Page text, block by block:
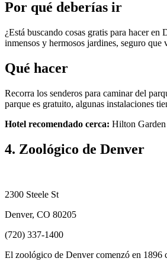
Por qué deberías ir
¿Está buscando cosas gratis para hacer
inmensos y hermosos jardines, seguro que
Qué hacer
Recorra los senderos para caminar del
parque es gratuito, algunas instalaciones
Hotel recomendado cerca: Hilton
4. Zoológico de Denver
2300 Steele St
Denver, CO 80205
(720) 337-1400
El zoológico de Denver comenzó en 1896